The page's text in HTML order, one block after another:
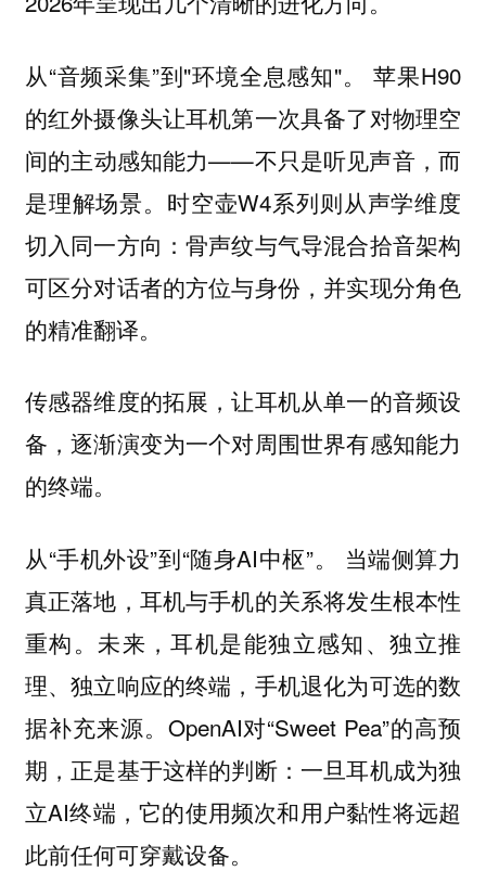
从“音频采集”到"环境全息感知"。 苹果H90
的红外摄像头让耳机第一次具备了对物理空
间的主动感知能力——不只是听见声音，而
是理解场景。时空壶W4系列则从声学维度
切入同一方向：骨声纹与气导混合拾音架构
可区分对话者的方位与身份，并实现分角色
的精准翻译。
传感器维度的拓展，让耳机从单一的音频设
备，逐渐演变为一个对周围世界有感知能力
的终端。
从“手机外设”到“随身AI中枢”。 当端侧算力
真正落地，耳机与手机的关系将发生根本性
重构。未来，耳机是能独立感知、独立推
理、独立响应的终端，手机退化为可选的数
据补充来源。OpenAI对“Sweet Pea”的高预
期，正是基于这样的判断：一旦耳机成为独
立AI终端，它的使用频次和用户黏性将远超
此前任何可穿戴设备。